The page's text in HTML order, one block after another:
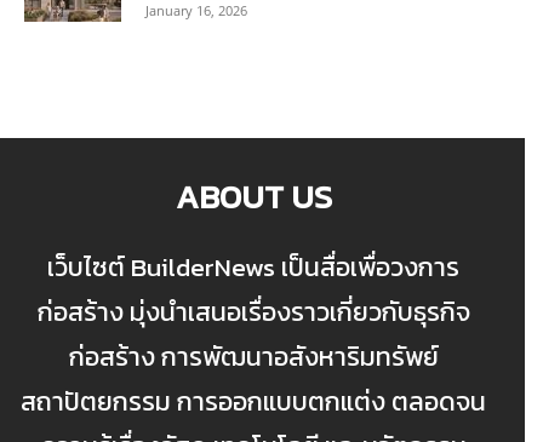
January 16, 2026
ABOUT US
เว็บไซต์ BuilderNews เป็นสื่อเพื่อวงการ
ก่อสร้าง มุ่งนำเสนอเรื่องราวเกี่ยวกับธุรกิจ
ก่อสร้าง การพัฒนาอสังหาริมทรัพย์
สถาปัตยกรรม การออกแบบตกแต่ง ตลอดจน